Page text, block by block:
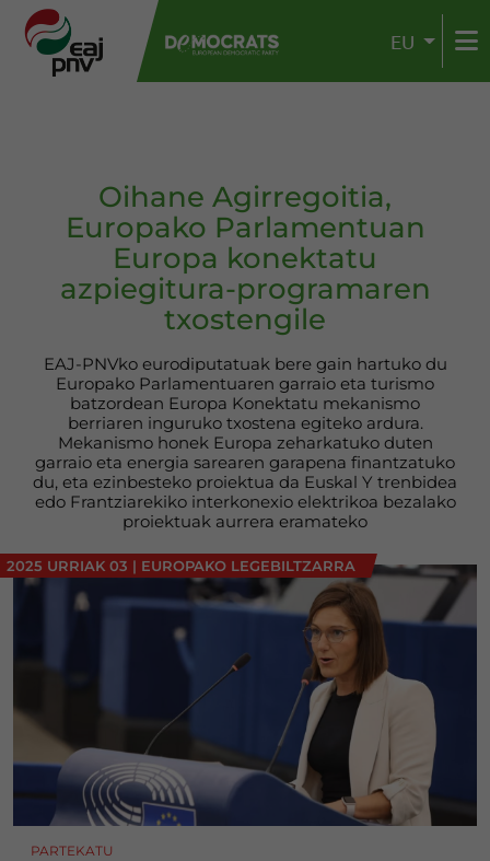
EU
Oihane Agirregoitia,
Europako Parlamentuan
Europa konektatu
azpiegitura-programaren
txostengile
EAJ-PNVko eurodiputatuak bere gain hartuko du
Europako Parlamentuaren garraio eta turismo
batzordean Europa Konektatu mekanismo
berriaren inguruko txostena egiteko ardura.
Mekanismo honek Europa zeharkatuko duten
garraio eta energia sarearen garapena finantzatuko
du, eta ezinbesteko proiektua da Euskal Y trenbidea
edo Frantziarekiko interkonexio elektrikoa bezalako
proiektuak aurrera eramateko
2025 URRIAK 03 | EUROPAKO LEGEBILTZARRA
PARTEKATU